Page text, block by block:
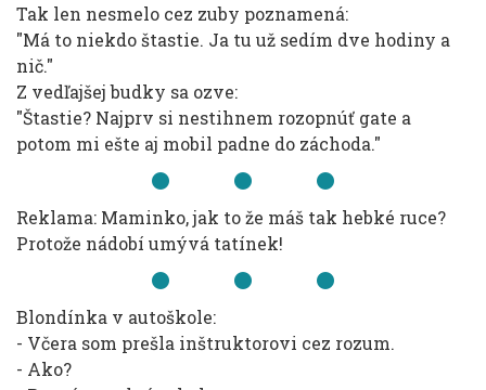
Tak len nesmelo cez zuby poznamená:
"Má to niekdo štastie. Ja tu už sedím dve hodiny a
nič."
Z vedľajšej budky sa ozve:
"Štastie? Najprv si nestihnem rozopnúť gate a
potom mi ešte aj mobil padne do záchoda."
Reklama: Maminko, jak to že máš tak hebké ruce?
Protože nádobí umývá tatínek!
Blondínka v autoškole:
- Včera som prešla inštruktorovi cez rozum.
- Ako?